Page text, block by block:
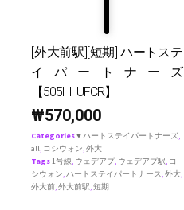
[外大前駅][短期] ハートステ
イパートナーズ
【505HHUFCR】
₩570,000
Categories♥ ハートステイパートナーズ,
all, コシウォン,外大
Tags1号線, ウェデアプ, ウェデアプ駅, コ
シウォン,ハートステイパートナース,外大,
外大前,外大前駅,短期